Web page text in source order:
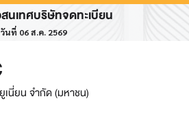
นเทศบริษัทจดทะเบียน
นที่ 06 ส.ค. 2569
นี่ยน จำกัด (มหาชน)